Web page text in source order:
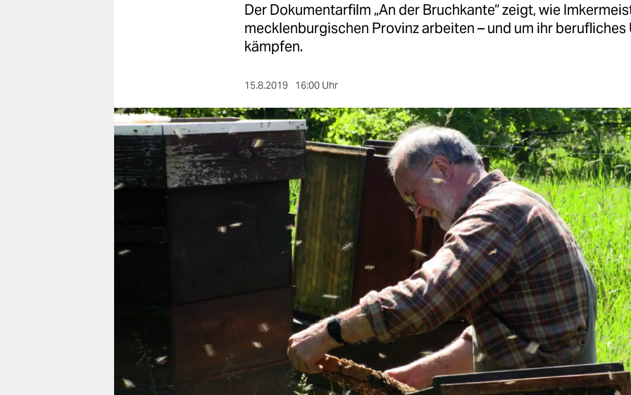
nord
wahrheit
verlag
shop
abo
genossenschaft
Der Dokumentarfilm „An der Bruchkante“ zeigt, wie
mecklenburgischen Provinz arbeiten – und um ihr berufliches
kämpfen.
15.8.2019 16:00 Uhr